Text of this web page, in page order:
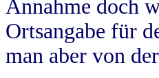
Annahme doch
Ortsangabe für
man aber von